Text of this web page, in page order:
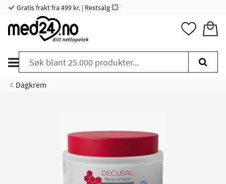
Gratis frakt fra 499 kr. | Restsalg 💥
Dagkrem